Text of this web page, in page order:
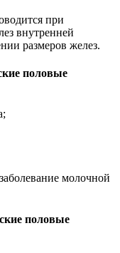
при
внутренней
размеров желез.
половые
молочной
половые